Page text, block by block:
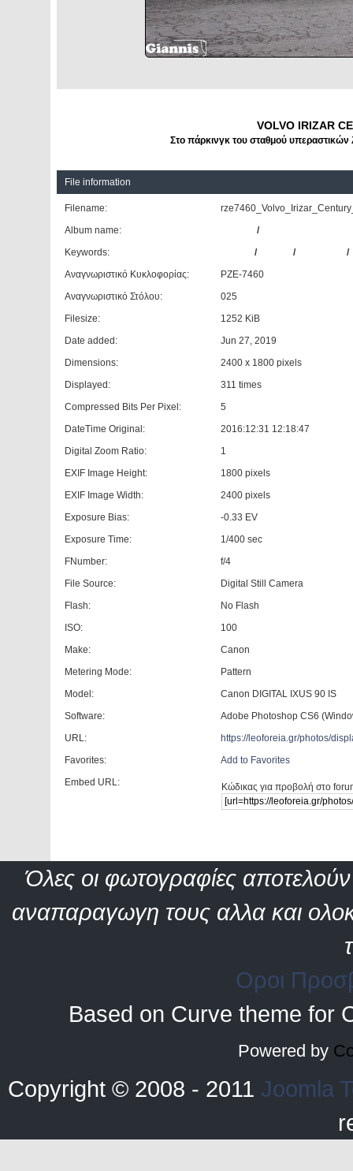
VOLVO IRIZAR
Στο πάρκινγκ του σταθμού
File information
Filename:
Album name:
/
Keywords:
/ / /
Αναγνωριστικό Κυκλοφορίας:
ΡΖΕ-7460
Αναγνωριστικό Στόλου:
025
Filesize:
1252 KiB
Date added:
Jun 27, 2019
Dimensions:
2400 x 1800 pixels
Displayed:
311 times
Compressed Bits Per Pixel:
5
DateTime Original:
2016:12:31 12:18:47
Digital Zoom Ratio:
1
EXIF Image Height:
1800 pixels
EXIF Image Width:
2400 pixels
Exposure Bias:
-0.33 EV
Exposure Time:
1/400 sec
FNumber:
f/4
File Source:
Digital Still Camera
Flash:
No Flash
ISO:
100
Make:
Canon
Metering Mode:
Pattern
Model:
Canon DIGITAL IXUS 90 IS
Software:
Adobe Photoshop CS6
URL:
https://leoforeia.gr/photos/
Favorites:
Add to Favorites
Embed URL:
Κώδικας για προβολή στο
Όλες οι φωτογραφίες αποτελούν
αναπαραγωγη τους αλλα και
Οροι
Based on Curve theme for
Powered by
Copyright © 2008 - 2011 Joomla